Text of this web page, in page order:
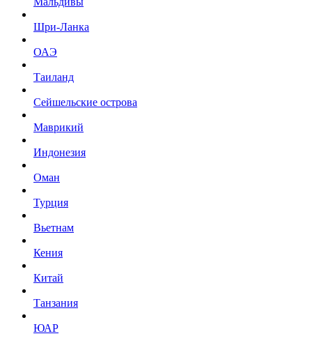
Шри-Ланка
ОАЭ
Таиланд
Сейшельские острова
Маврикий
Индонезия
Оман
Турция
Вьетнам
Кения
Китай
Танзания
ЮАР